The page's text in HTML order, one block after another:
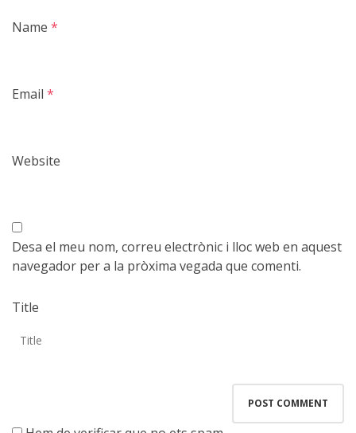
Name *
Email *
Website
Desa el meu nom, correu electrònic i lloc web en aquest
navegador per a la pròxima vegada que comenti.
Title